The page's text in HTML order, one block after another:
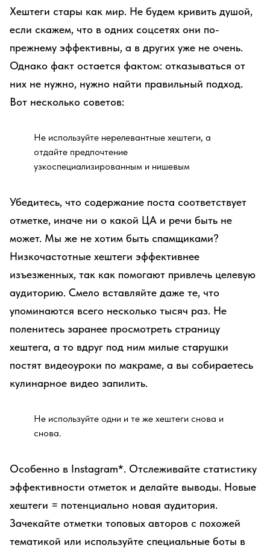
Хештеги стары как мир. Не будем кривить душой,
если скажем, что в одних соцсетях они по-
прежнему эффективны, а в других уже не очень.
Однако факт остается фактом: отказываться от
них не нужно, нужно найти правильный подход.
Вот несколько советов:
Не используйте нерелевантные хештеги, а
отдайте предпочтение
узкоспециализированным и нишевым
Убедитесь, что содержание поста соответствует
отметке, иначе ни о какой ЦА и речи быть не
может. Мы же не хотим быть спамщиками?
Низкочастотные хештеги эффективнее
изъезженных, так как помогают привлечь целевую
аудиторию. Смело вставляйте даже те, что
упоминаются всего несколько тысяч раз. Не
поленитесь заранее просмотреть страницу
хештега, а то вдруг под ним милые старушки
постят видеоуроки по макраме, а вы собираетесь
кулинарное видео запилить.
Не используйте одни и те же хештеги снова и
снова.
Особенно в Instagram*. Отслеживайте статистику
эффективности отметок и делайте выводы. Новые
хештеги = потенциально новая аудитория.
Зачекайте отметки топовых авторов с похожей
тематикой или используйте специальные боты в